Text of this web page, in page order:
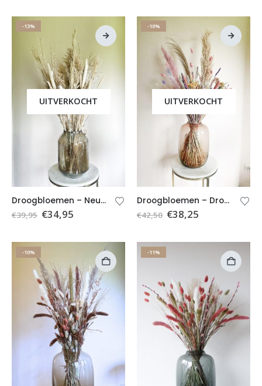
-13%
UITVERKOCHT
Droogbloemen – Neutraal droogboeket Emma (excl. vaas)
€39,95 €34,95
-10%
UITVERKOCHT
Droogbloemen – Droogboeket Fien (excl. vaas)
€42,50 €38,25
-10% -11%